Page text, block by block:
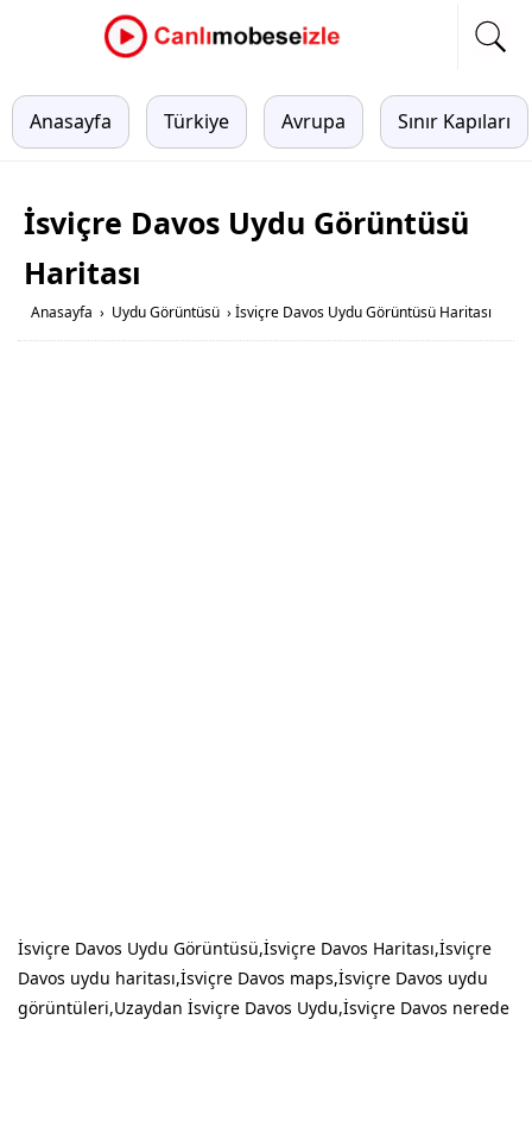
Anasayfa Türkiye Avrupa Sınır Kapıları
İsviçre Davos Uydu Görüntüsü
Haritası
Anasayfa › Uydu Görüntüsü › İsviçre Davos Uydu Görüntüsü Haritası
İsviçre Davos Uydu Görüntüsü,İsviçre Davos Haritası,İsviçre
Davos uydu haritası,İsviçre Davos maps,İsviçre Davos uydu
görüntüleri,Uzaydan İsviçre Davos Uydu,İsviçre Davos nerede